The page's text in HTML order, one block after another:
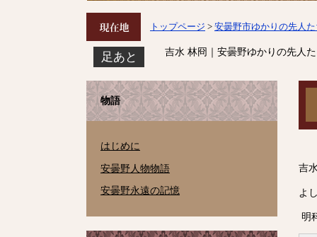
トップページ > 安曇野市ゆかりの先人
足あと 吉水 林冏｜安曇野ゆかりの先人
吉
よ
明
物語
はじめに
安曇野人物物語
安曇野永遠の記憶